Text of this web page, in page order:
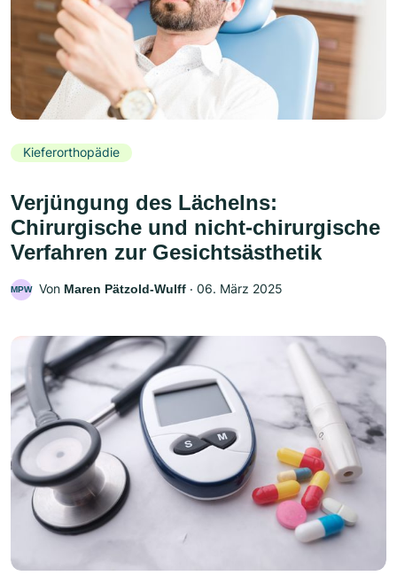
Kieferorthopädie
Verjüngung des Lächelns:
Chirurgische und nicht-chirurgische
Verfahren zur Gesichtsästhetik
MPW Von Maren Pätzold-Wulff ‧ 06. März 2025